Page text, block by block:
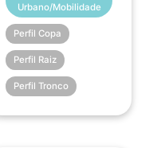
Urbano/Mobilidade
Perfil Copa
Perfil Raiz
Perfil Tronco